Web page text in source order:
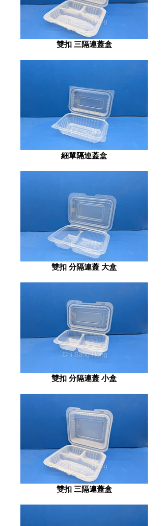
雙扣 三隔連蓋盒
細單隔連蓋盒
雙扣 分隔連蓋 大盒
雙扣 分隔連蓋 小盒
雙扣 三隔連蓋盒